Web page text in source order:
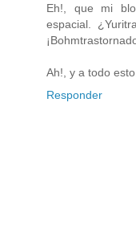
Eh!, que mi
espacial.
Ah!, y a todo
Responder